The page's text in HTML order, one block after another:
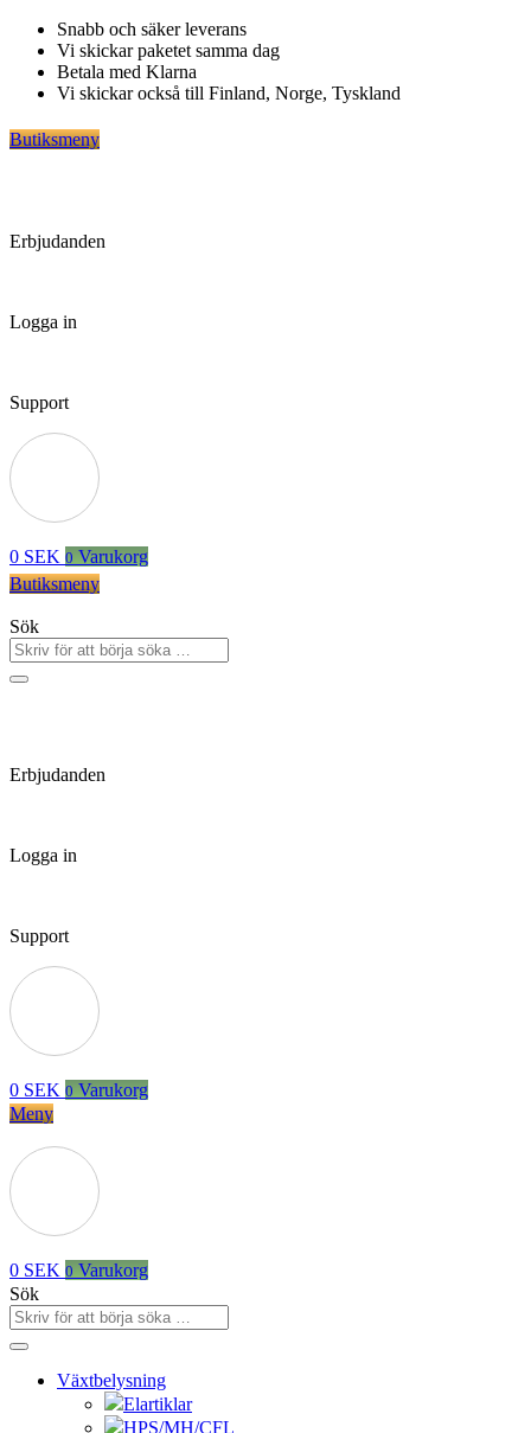
Hoppa
innehåll
Snabb och säker leverans
Vi skickar paketet samma dag
Betala med Klarna
Vi skickar också till Finland, Norge, Tyskland
Butiksmeny
Erbjudanden
Logga in
Support
0 SEK 0 Varukorg
Butiksmeny
Sök
Erbjudanden
Logga in
Support
0 SEK 0 Varukorg
Meny
0 SEK 0 Varukorg
Sök
Växtbelysning
Elartiklar
HPS/MH/CFL